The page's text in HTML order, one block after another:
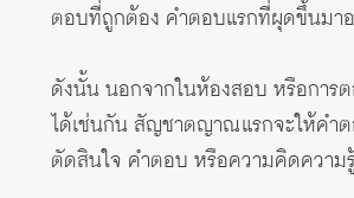
ตอบที่ถูกต้อง คำตอบแรกที่ผุดขึ้นมา
ดังนั้น นอกจากในห้องสอบ หรือการต
ได้เช่นกัน สัญชาตญาณแรกจะให้คำต
ตัดสินใจ คำตอบ หรือความคิดความ